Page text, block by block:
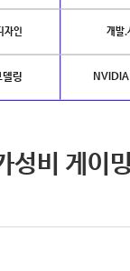
자인 개발.
링
성비 게